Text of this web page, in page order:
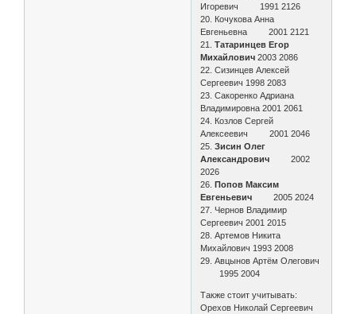
Игоревич 1991 2126
20. Кочукова Анна
Евгеньевна 2001 2121
21.Татаринцев Егор
Михайлович 2003 2086
22. Сизинцев Алексей
Сергеевич 1998 2083
23. Сакоренко Адриана
Владимировна 2001 2061
24. Козлов Сергей
Алексеевич 2001 2046
25.Зисин Олег
Александрович 2002
2026
26.Попов Максим
Евгеньевич
2005 2024
27. Чернов Владимир
Сергеевич 2001 2015
28. Артемов Никита
Михайлович 1993 2008
29. Авцынов Артём Олегович
1995 2004
Также стоит учитывать:
Орехов Николай Сергеевич